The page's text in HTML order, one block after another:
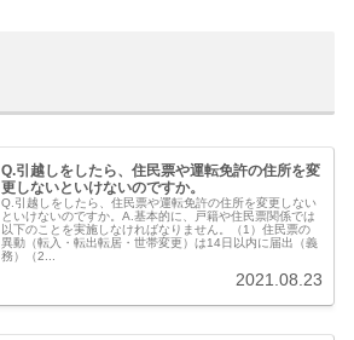
Q.引越しをしたら、住民票や運転免許の住所を変
更しないといけないのですか。
Q.引越しをしたら、住民票や運転免許の住所を変更しない
といけないのですか。A.基本的に、戸籍や住民票関係では
以下のことを実施しなければなりません。（1）住民票の
異動（転入・転出転居・世帯変更）は14日以内に届出（義
務）（2...
2021.08.23